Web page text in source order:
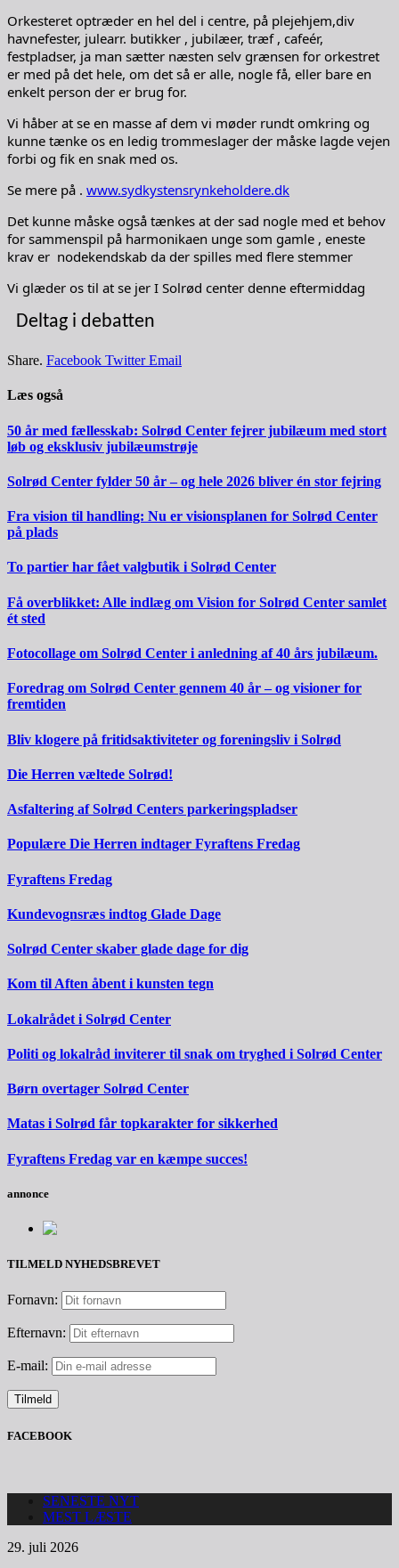
Orkesteret optræder en hel del i centre, på plejehjem,div
havnefester, julearr. butikker , jubilæer, træf , cafeér,
festpladser, ja man sætter næsten selv grænsen for orkestret
er med på det hele, om det så er alle, nogle få, eller bare en
enkelt person der er brug for.
Vi håber at se en masse af dem vi møder rundt omkring og
kunne tænke os en ledig trommeslager der måske lagde vejen
forbi og fik en snak med os.
Se mere på . www.sydkystensrynkeholdere.dk
Det kunne måske også tænkes at der sad nogle med et behov
for sammenspil på harmonikaen unge som gamle , eneste
krav er nodekendskab da der spilles med flere stemmer
Vi glæder os til at se jer I Solrød center denne eftermiddag
Deltag i debatten
Share. Facebook Twitter Email
Læs også
50 år med fællesskab: Solrød Center fejrer jubilæum med stort
løb og eksklusiv jubilæumstrøje
Solrød Center fylder 50 år – og hele 2026 bliver én stor fejring
Fra vision til handling: Nu er visionsplanen for Solrød Center
på plads
To partier har fået valgbutik i Solrød Center
Få overblikket: Alle indlæg om Vision for Solrød Center samlet
ét sted
Fotocollage om Solrød Center i anledning af 40 års jubilæum.
Foredrag om Solrød Center gennem 40 år – og visioner for
fremtiden
Bliv klogere på fritidsaktiviteter og foreningsliv i Solrød
Die Herren væltede Solrød!
Asfaltering af Solrød Centers parkeringspladser
Populære Die Herren indtager Fyraftens Fredag
Fyraftens Fredag
Kundevognsræs indtog Glade Dage
Solrød Center skaber glade dage for dig
Kom til Aften åbent i kunsten tegn
Lokalrådet i Solrød Center
Politi og lokalråd inviterer til snak om tryghed i Solrød Center
Børn overtager Solrød Center
Matas i Solrød får topkarakter for sikkerhed
Fyraftens Fredag var en kæmpe succes!
annonce
TILMELD NYHEDSBREVET
Fornavn:
Efternavn:
E-mail:
FACEBOOK
SENESTE NYT
MEST LÆSTE
29. juli 2026